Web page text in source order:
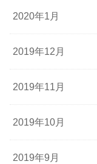
2020年1月
2019年12月
2019年11月
2019年10月
2019年9月